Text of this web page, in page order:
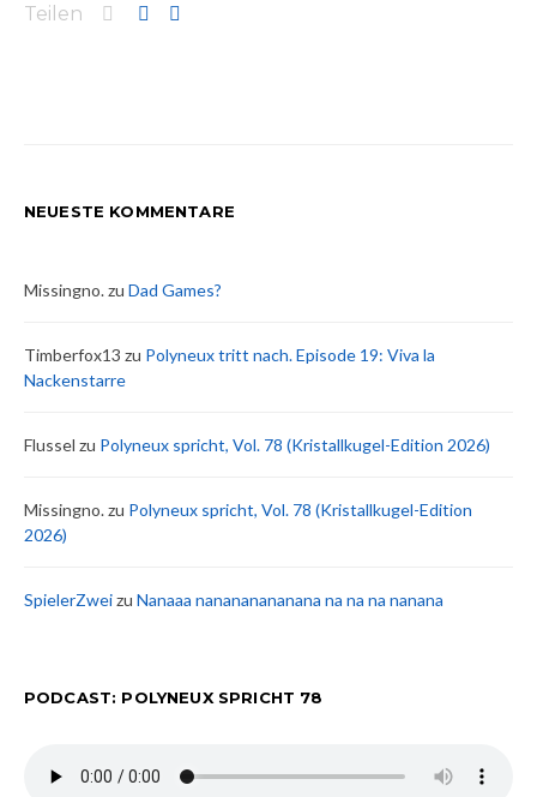
Teilen
NEUESTE KOMMENTARE
Missingno.zu Dad Games?
Timberfox13 zu Polyneux tritt nach. Episode 19: Viva la
Nackenstarre
Flussel zu Polyneux spricht, Vol. 78 (Kristallkugel-Edition 2026)
Missingno.zu Polyneux spricht, Vol. 78 (Kristallkugel-Edition
2026)
SpielerZweizu Nanaaa nanananananana na na na nanana
PODCAST: POLYNEUX SPRICHT 78